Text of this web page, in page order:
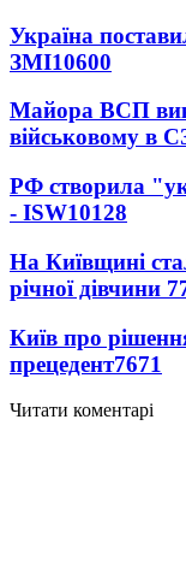
Україна
ЗМІ10600
Майора ВСП
військовому в
РФ створила
- ISW10128
На Київщині
річної дівчини
Київ про
прецедент7671
Читати коментарі